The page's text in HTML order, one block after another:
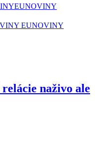
EUNOVINY
EUNOVINY
naživo ale